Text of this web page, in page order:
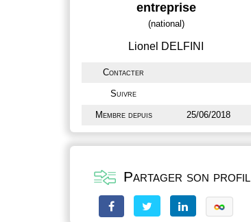
entreprise
(national)
Lionel DELFINI
Contacter
Suivre
Membre depuis 25/06/2018
Partager son profil